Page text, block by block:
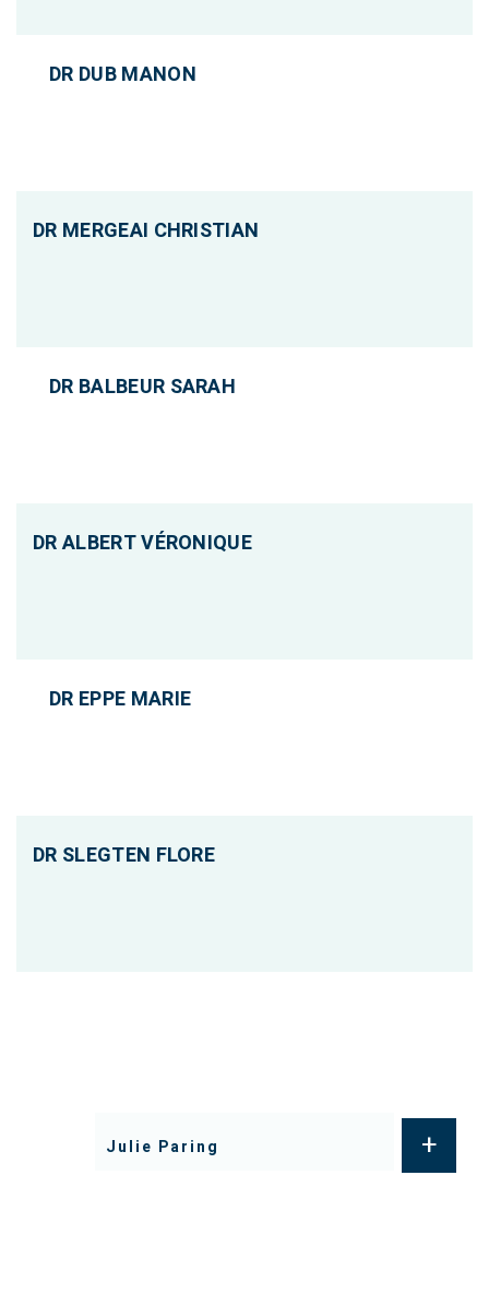
DR DUB MANON
DR MERGEAI CHRISTIAN
DR BALBEUR SARAH
DR ALBERT VÉRONIQUE
DR EPPE MARIE
DR SLEGTEN FLORE
Julie Paring +